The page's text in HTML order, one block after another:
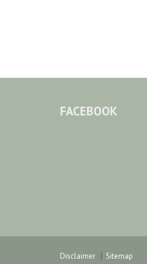
FACEBOOK
Disclaimer
Sitemap